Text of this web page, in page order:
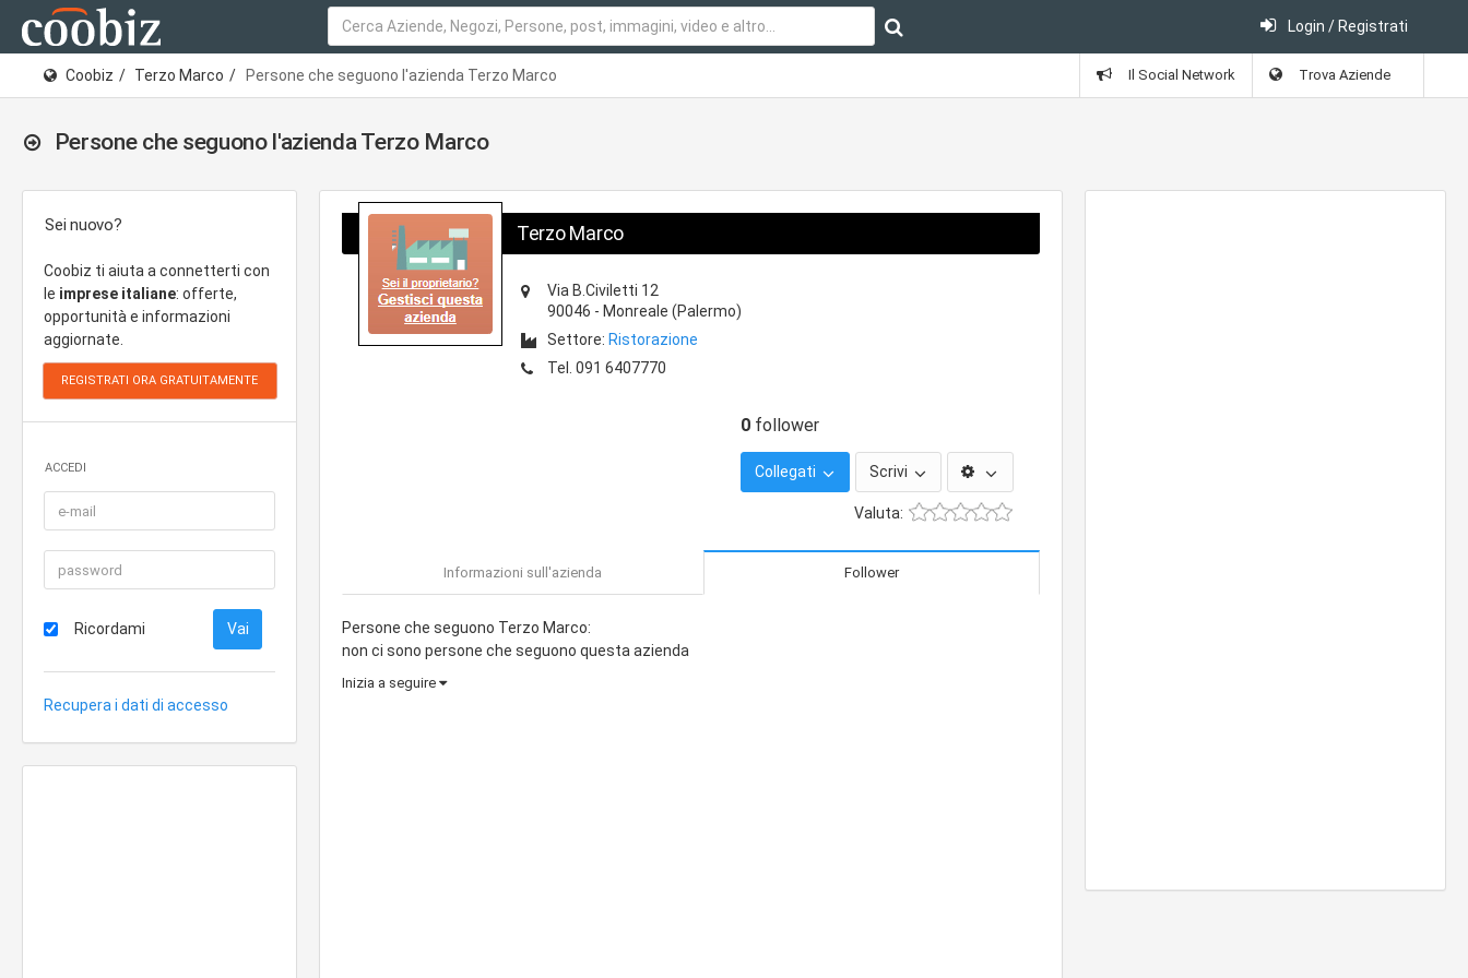
Login / Registrati
Coobiz Terzo Marco Persone che seguono l'azienda Terzo Marco Il Social Network Trova Aziende
Persone che seguono l'azienda Terzo Marco
Sei nuovo?
Coobiz ti aiuta a connetterti con
le imprese italiane: offerte,
opportunità e informazioni
aggiornate.
ACCEDI
Ricordami
Recupera i dati di accesso
Terzo Marco
Via B.Civiletti 12
90046 - Monreale (Palermo)
Settore: Ristorazione
Tel. 091 6407770
0 follower
Collegati Scrivi
Valuta:
Informazioni sull'azienda Follower
Persone che seguono Terzo Marco:
non ci sono persone che seguono questa azienda
Inizia a seguire